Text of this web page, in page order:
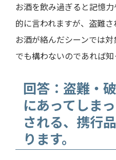
お酒を飲み過ぎると記憶
的に言われますが、盗難
お酒が絡んだシーンでは
でも構わないのであれば知
回答：盗難・
にあってしま
される、携行
ります。